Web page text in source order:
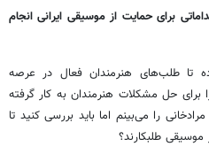
برای حمایت از موسیقی ایرانی انجام
تا طلب‌های هنرمندان فعال در عرصه
حل مشکلات هنرمندان به کار گرفته
را می‌بینم اما باید بررسی کنید تا
موسیقی طلبکارند؟